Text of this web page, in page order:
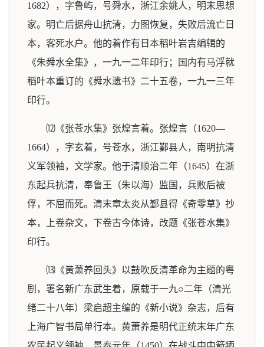
1682），字鲁屿，号舜水，浙江余姚人，明末思想
家。明亡后据舟山抗清，力图恢复，失败后流亡日
本，客死水户。他的着作有日本稻叶岩吉编辑的
《朱舜水全集》，一九一二年印行；国内有马浮就
稻叶本重订的《舜水遗书》二十五卷，一九一三年
印行。
⑿《张苍水集》张煌言着。张煌言（1620—
1664），字玄着，号苍水，浙江鄞县人，南明抗清
义军领袖，文学家。他于清顺治二年（1645）在浙
东起兵抗清，奉鲁王（朱以海）监国，兵败后被
俘，不屈而死。清末章太炎从鄞县得《奇零草》抄
本，上卷杂文，下卷古今体诗，改题《张苍水集》
印行。
⒀《黄萧养回头》以鼓吹反清革命为主题的粤
剧，署名新广东武生着，原载于一九○二年（清光
绪二十八年）梁启超主编的《新小说》杂志，后有
上海广智书局单行本。黄萧养是明代正统末年广东